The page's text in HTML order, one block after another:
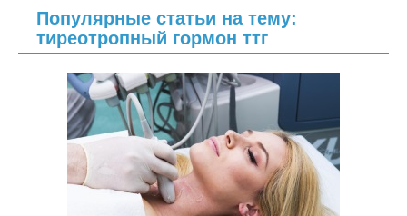
Популярные статьи на тему:
тиреотропный гормон ттг